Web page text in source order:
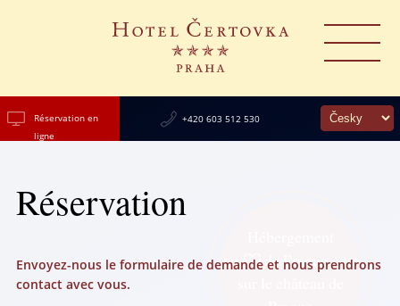
Réservation en
ligne
+420 603 512 530
au
de Prague, vue
Réservation
Envoyez-nous le formulaire de demande et nous prendrons
contact avec vous.